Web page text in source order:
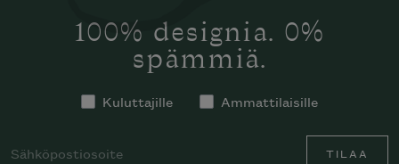
100% designia. 0%
spämmiä.
Kuluttajille Ammattilaisille
TILAA